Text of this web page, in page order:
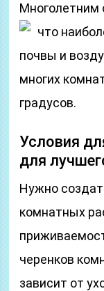
Многолетним
что
почвы и
многих
градусов.
Условия
для
Нужно
комнатных
черенков
зависит от